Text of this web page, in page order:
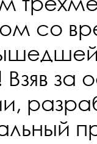
со
Взяв за